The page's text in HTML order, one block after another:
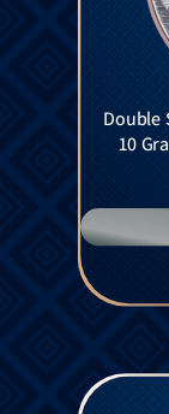
Double
10